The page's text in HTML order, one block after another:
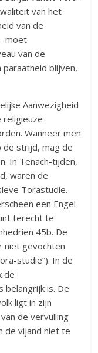
van het
van de
moet
van de
blijven,
Aanwezigheid
religieuze
Wanneer men
de strijd, mag de
In Tenach-tijden,
waren de
Torastudie.
een Engel
terecht te
45b. De
niet gevochten
studie”). In de
de
belangrijk is. De
ligt in zijn
de vervulling
de vijand niet te